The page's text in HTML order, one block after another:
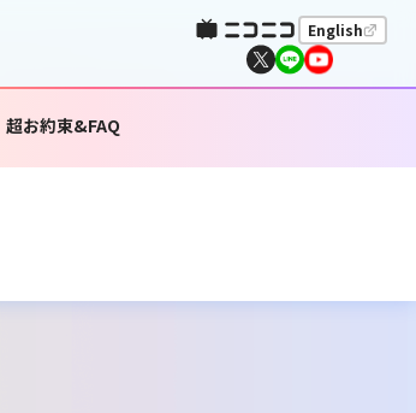
English
超お約束&FAQ